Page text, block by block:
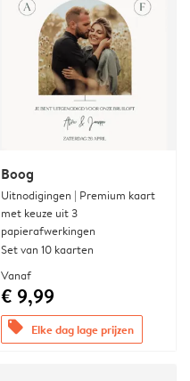
Boog
Uitnodigingen | Premium kaart
met keuze uit 3
papierafwerkingen
Set van 10 kaarten
Vanaf
€ 9,99
offers Elke dag lage prijzen